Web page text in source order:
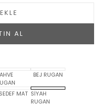
AL
BEJ RUGAN
SEDEF MAT SİYAH
RUGAN